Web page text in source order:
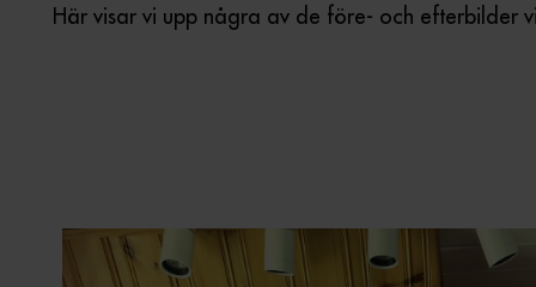
Här visar vi upp några av de före- och efterbilder